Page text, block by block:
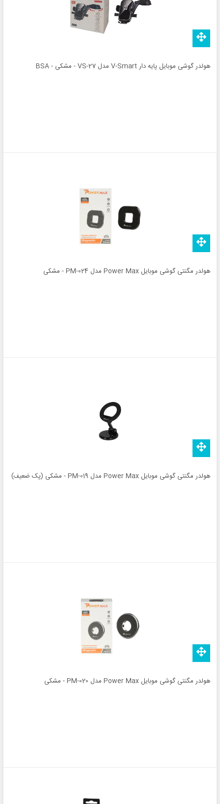
هولدر گوشی موبایل پایه دار V-Smart مدل VS-27 - مشکی - BSA
هولدر مگنتی گوشی موبایل Power Max مدل PM-024 - مشکی
هولدر مگنتی گوشی موبایل Power Max مدل PM-019 - مشکی (پک ضعیف)
هولدر مگنتی گوشی موبایل Power Max مدل PM-020 - مشکی